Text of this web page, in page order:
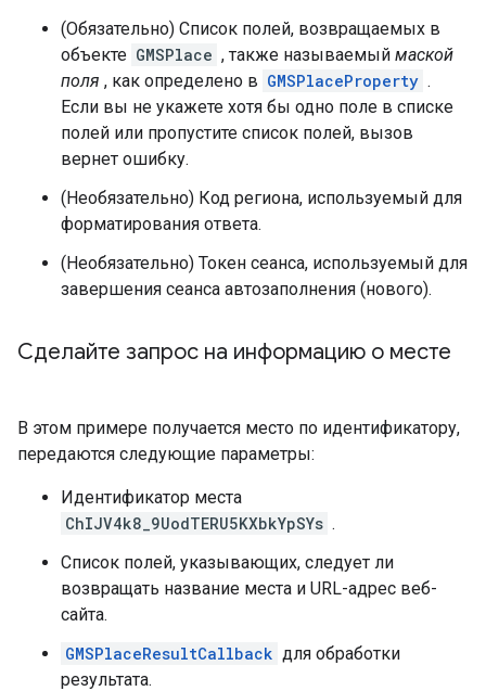
(Обязательно) Список полей, возвращаемых в
объекте GMSPlace , также называемый маской
поля , как определено в GMSPlaceProperty .
Если вы не укажете хотя бы одно поле в списке
полей или пропустите список полей, вызов
вернет ошибку.
(Необязательно) Код региона, используемый для
форматирования ответа.
(Необязательно) Токен сеанса, используемый для
завершения сеанса автозаполнения (нового).
Сделайте запрос на информацию о месте
В этом примере получается место по идентификатору,
передаются следующие параметры:
Идентификатор места
ChIJV4k8_9UodTERU5KXbkYpSYs .
Список полей, указывающих, следует ли
возвращать название места и URL-адрес веб-
сайта.
GMSPlaceResultCallback для обработки
результата.